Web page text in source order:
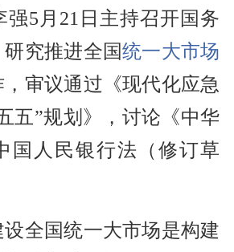
强5月21日主持召开国务
研究推进全国统一大市场
审议通过《现代化应急
五”规划》，讨论《中华
国人民银行法（修订草
全国统一大市场是构建